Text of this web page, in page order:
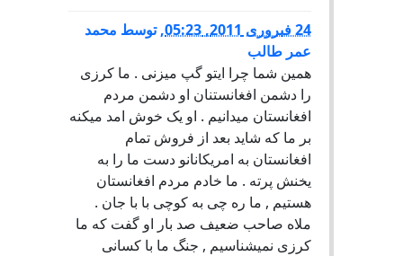
24 فبروری 2011, 05:23 ,توسط محمد
عمر طالب
همین شما چرا ایتو گپ میزنی . ما کرزی
را دشمن افغانستنان او دشمن مردم
افغانستان میدانیم . او یک خوش امد میکنه
بر ما که شاید بعد از فروش تمام
افغانستان به امریکانانو دست ما را به
یخنش پرته . ما خادم مردم افغانستان
هستیم , ما ره چی به کوچی با با جان .
ملاه صاحب ضعیف صد بار او گفت که ما
کرزی نمیشناسیم , جنگ ما با کسانی